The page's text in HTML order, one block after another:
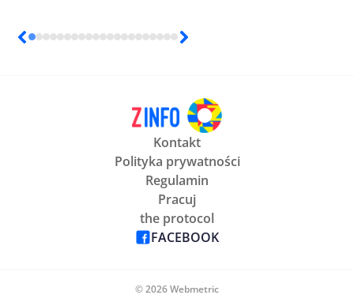
Kontakt
Polityka prywatności
Regulamin
Pracuj
the protocol
FACEBOOK
© 2026 Webmetric